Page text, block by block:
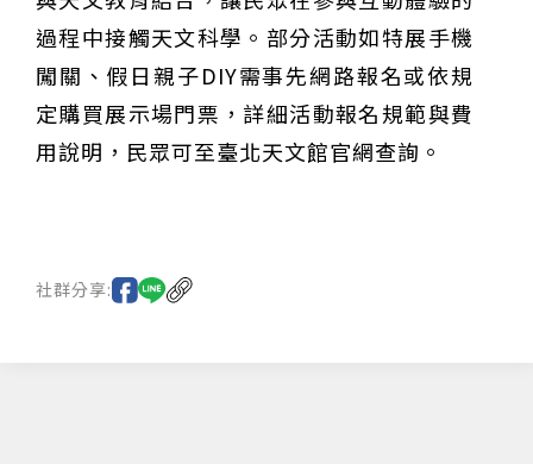
過程中接觸天文科學。部分活動如特展手機
闖關、假日親子DIY需事先網路報名或依規
定購買展示場門票，詳細活動報名規範與費
用說明，民眾可至臺北天文館官網查詢。
社群分享: